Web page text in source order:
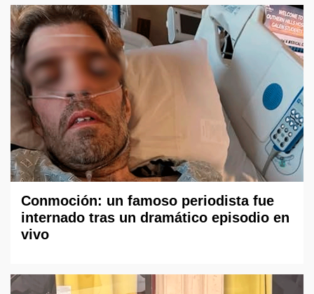
Conmoción: un famoso periodista fue
internado tras un dramático episodio en
vivo